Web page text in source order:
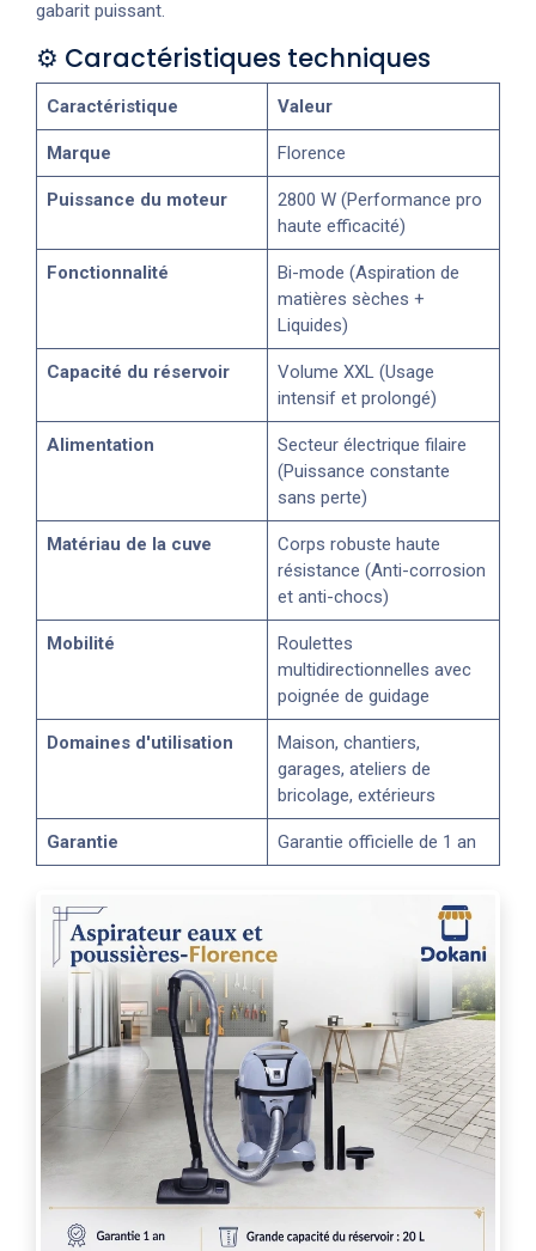
gabarit puissant.
⚙️ Caractéristiques techniques
Caractéristique Valeur
Marque Florence
Puissance du moteur
2800 W (Performance pro
haute efficacité)
Fonctionnalité
Bi-mode (Aspiration de
matières sèches +
Liquides)
Capacité du réservoir
Volume XXL (Usage
intensif et prolongé)
Alimentation
Secteur électrique filaire
(Puissance constante
sans perte)
Matériau de la cuve
Corps robuste haute
résistance (Anti-corrosion
et anti-chocs)
Mobilité
Roulettes
multidirectionnelles avec
poignée de guidage
Domaines d'utilisation
Maison, chantiers,
garages, ateliers de
bricolage, extérieurs
Garantie Garantie officielle de 1 an